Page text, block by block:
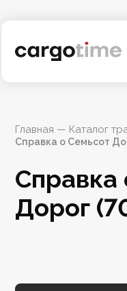
Главная — Каталог
Справка о Семьсот
Справка
Дорог